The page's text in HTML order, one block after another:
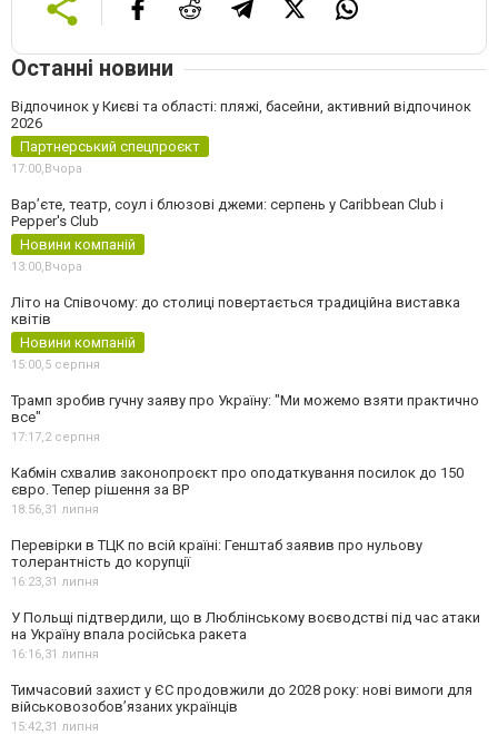
Останні новини
Відпочинок у Києві та області: пляжі, басейни, активний відпочинок
2026
Партнерський спецпроєкт
17:00,Вчора
Вар’єте, театр, соул і блюзові джеми: серпень у Caribbean Club і
Pepper's Club
Новини компаній
13:00,Вчора
Літо на Співочому: до столиці повертається традиційна виставка
квітів
Новини компаній
15:00,5 серпня
Трамп зробив гучну заяву про Україну: "Ми можемо взяти практично
все"
17:17,2 серпня
Кабмін схвалив законопроєкт про оподаткування посилок до 150
євро. Тепер рішення за ВР
18:56,31 липня
Перевірки в ТЦК по всій країні: Генштаб заявив про нульову
толерантність до корупції
16:23,31 липня
У Польщі підтвердили, що в Люблінському воєводстві під час атаки
на Україну впала російська ракета
16:16,31 липня
Тимчасовий захист у ЄС продовжили до 2028 року: нові вимоги для
військовозобов’язаних українців
15:42,31 липня